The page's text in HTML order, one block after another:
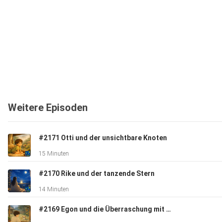
Weitere Episoden
#2171 Otti und der unsichtbare Knoten
15 Minuten
#2170 Rike und der tanzende Stern
14 Minuten
#2169 Egon und die Überraschung mit der Stupsnase